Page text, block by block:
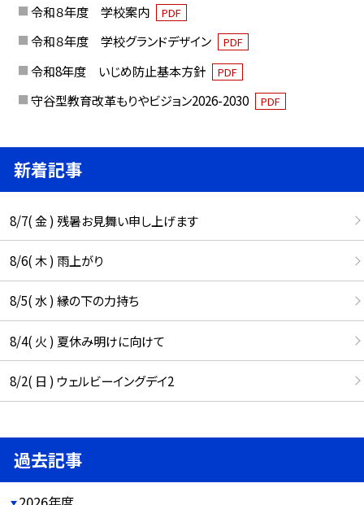
令和８年度 学校案内 PDF
令和８年度 学校グランドデザイン PDF
令和8年度 いじめ防止基本方針 PDF
守谷型教育改革もりやビジョン2026-2030 PDF
新着記事
8/7( 金 ) 残暑お見舞い申し上げます
8/6( 木 ) 雨上がり
8/5( 水 ) 縁の下の力持ち
8/4( 火 ) 夏休み明けに向けて
8/2( 日 ) ウェルビーイングデイ2
過去記事